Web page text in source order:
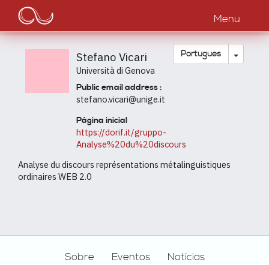
Passar
o
conteúdo
Main
navigation
Menu
Português Toggle
Stefano Vicari
Università di Genova
Public email address :
stefano.vicari@unige.it
Página inicial
https://dorif.it/gruppo-
Analyse%20du%20discours
Analyse du discours représentations métalinguistiques
ordinaires WEB 2.0
Sobre Eventos
Notícias